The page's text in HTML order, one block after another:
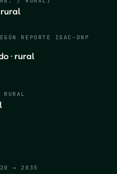
rural
REPORTE IGAC–DNP
· rural
→ 2035